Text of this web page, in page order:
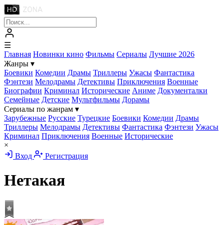
☰
Главная Новинки кино Фильмы Сериалы Лучшие 2026
Жанры ▾
Боевики Комедии Драмы Триллеры Ужасы Фантастика
Фэнтези Мелодрамы Детективы Приключения Военные
Биографии Криминал Исторические Аниме Документалки
Семейные Детские Мультфильмы Дорамы
Сериалы по жанрам ▾
Зарубежные Русские Турецкие Боевики Комедии Драмы
Триллеры Мелодрамы Детективы Фантастика Фэнтези Ужасы
Криминал Приключения Военные Исторические
×
Вход
Регистрация
Нетакая